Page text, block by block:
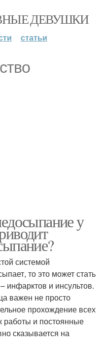
ДЕВУШКИ
статьи
у
системой
то это может стать
инфарктов и инсультов.
важен не просто
прохождение всех
и постоянные
сказывается на